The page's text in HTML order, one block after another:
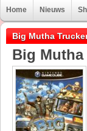
Home Nieuws
Big Mutha
Big